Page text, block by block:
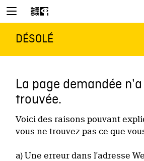
DÉSOLÉ
La page demandée
trouvée.
Voici des raisons pouvant
vous ne trouvez pas ce que
a) Une erreur dans l'adresse